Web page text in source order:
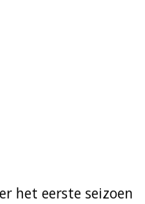
het eerste seizoen